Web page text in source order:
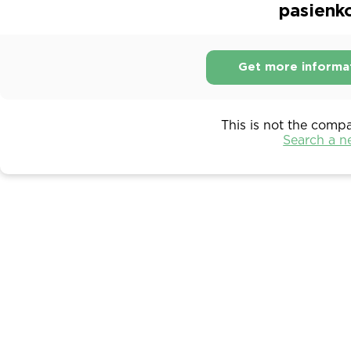
Get more
This is not the
Search a